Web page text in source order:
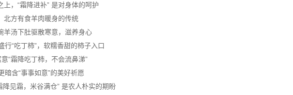
上，“霜降进补” 是对身体的呵护
北方有食羊肉暖身的传统
羊汤下肚驱散寒意，滋养身心
行“吃丁柿”，软糯香甜的柿子入口
“霜降吃丁柿，不会流鼻涕”
暗含“事事如意”的美好祈愿
降见霜，米谷满仓” 是农人朴实的期盼